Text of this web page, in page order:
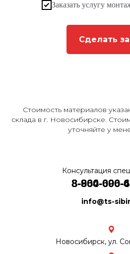
Заказать услугу
Сделать
Стоимость материалов
склада в г. Новосибирске.
уточняйте у
8-964-096-
8-800-600-
Консультация
Новосибирск, ул.
info@ts-